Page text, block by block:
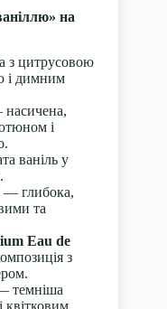
на
з цитрусовою
і димним
і
ваніль у
— глибока,
та
Eau de
з
темніша